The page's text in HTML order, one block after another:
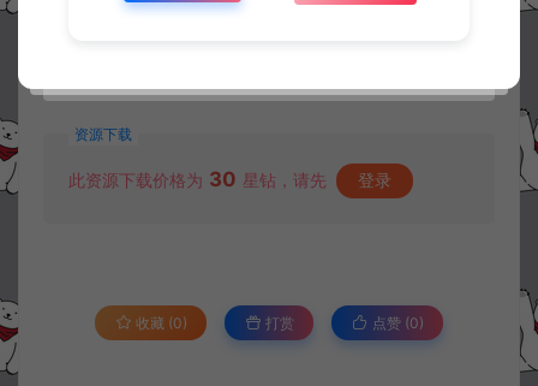
资源下载
此资源下载价格为 30 星钻，请先 登录
收藏 (0) 打赏 点赞 (0)